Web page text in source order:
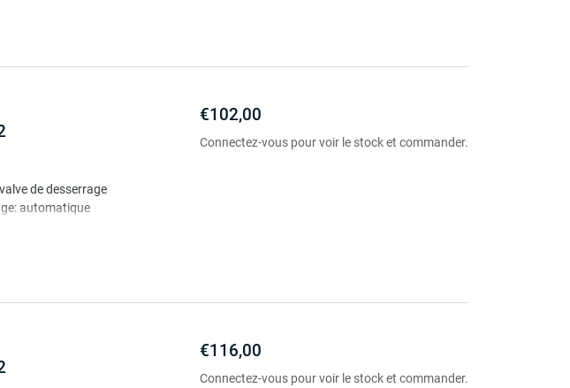
épaulement
de desserrage
automatique
VRU, avec joints
€102,00
Connectez-vous pour voir le stock et commander.
€116,00
Connectez-vous pour voir le stock et commander.